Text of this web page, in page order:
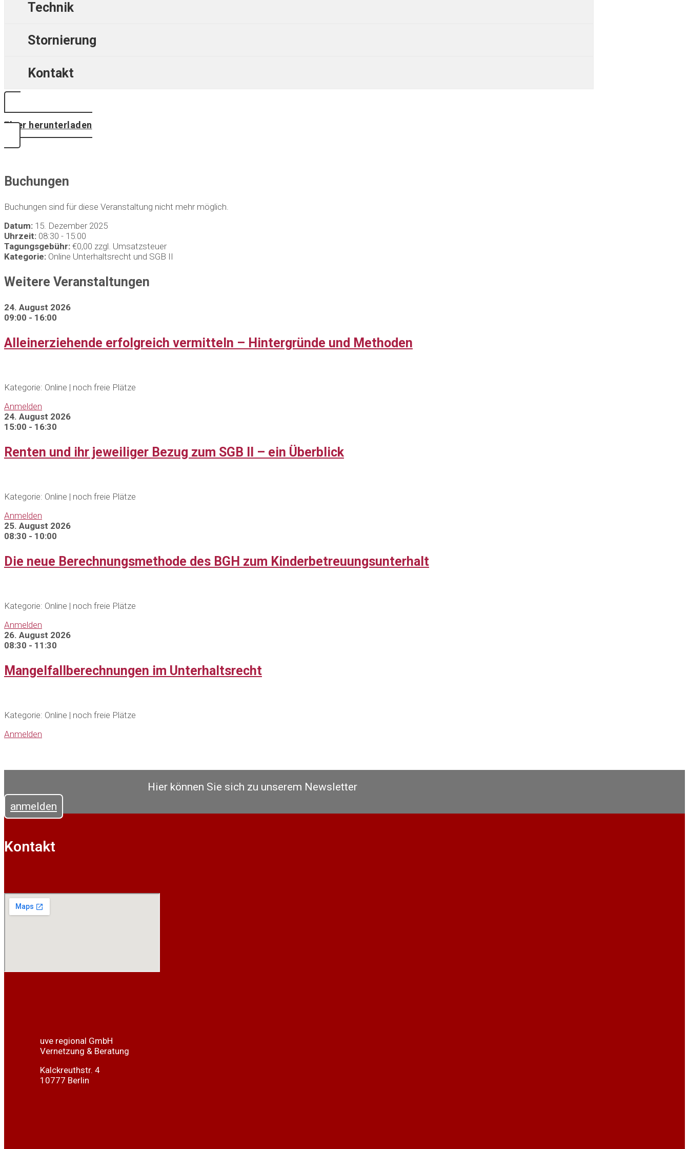
Technik
Stornierung
Kontakt
Flyer herunterladen
Buchungen
Buchungen sind für diese Veranstaltung nicht mehr möglich.
Datum: 15. Dezember 2025
Uhrzeit: 08:30 - 15:00
Tagungsgebühr: €0,00 zzgl. Umsatzsteuer
Kategorie: Online Unterhaltsrecht und SGB II
Weitere Veranstaltungen
24. August 2026
09:00 - 16:00
Alleinerziehende erfolgreich vermitteln – Hintergründe und Methoden
Kategorie: Online | noch freie Plätze
Anmelden
24. August 2026
15:00 - 16:30
Renten und ihr jeweiliger Bezug zum SGB II – ein Überblick
Kategorie: Online | noch freie Plätze
Anmelden
25. August 2026
08:30 - 10:00
Die neue Berechnungsmethode des BGH zum Kinderbetreuungsunterhalt
Kategorie: Online | noch freie Plätze
Anmelden
26. August 2026
08:30 - 11:30
Mangelfallberechnungen im Unterhaltsrecht
Kategorie: Online | noch freie Plätze
Anmelden
Hier können Sie sich zu unserem Newsletter
anmelden
Kontakt
uve regional GmbH
Vernetzung & Beratung
Kalckreuthstr. 4
10777 Berlin